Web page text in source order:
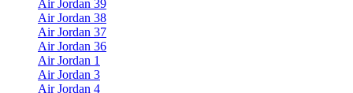
Air Jordan 39
Air Jordan 38
Air Jordan 37
Air Jordan 36
Air Jordan 1
Air Jordan 3
Air Jordan 4